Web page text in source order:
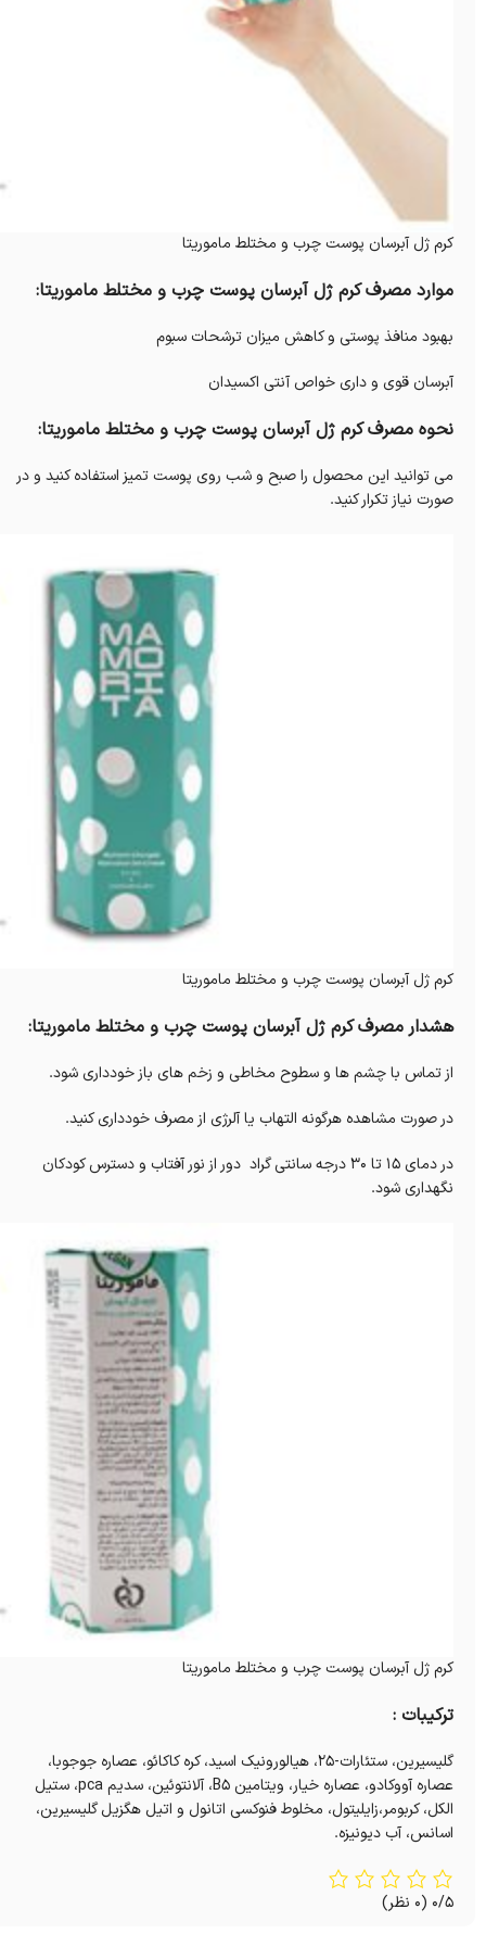
کرم ژل آبرسان پوست چرب و مختلط ماموریتا
موارد مصرف کرم ژل آبرسان پوست چرب و مختلط ماموریتا:
بهبود منافذ پوستی و کاهش میزان ترشحات سبوم
آبرسان قوی و داری خواص آنتی اکسیدان
نحوه مصرف کرم ژل آبرسان پوست چرب و مختلط ماموریتا:
می توانید این محصول را صبح و شب روی پوست تمیز استفاده کنید و در
صورت نیاز تکرار کنید.
کرم ژل آبرسان پوست چرب و مختلط ماموریتا
هشدار مصرف کرم ژل آبرسان پوست چرب و مختلط ماموریتا:
از تماس با چشم ها و سطوح مخاطی و زخم های باز خودداری شود.
در صورت مشاهده هرگونه التهاب یا آلرژی از مصرف خودداری کنید.
در دمای 15 تا 30 درجه سانتی گراد دور از نور آفتاب و دسترس کودکان
نگهداری شود.
کرم ژل آبرسان پوست چرب و مختلط ماموریتا
ترکیبات :
گلیسیرین، ستئارات-25، هیالورونیک اسید، کره کاکائو، عصاره جوجوبا،
عصاره آووکادو، عصاره خیار، ویتامین B5، آلانتوئین، سدیم pca، ستیل
الکل، کربومر،زایلیتول، مخلوط فنوکسی اتانول و اتیل هگزیل گلیسیرین،
اسانس، آب دیونیزه.
0/5 (0 نظر)